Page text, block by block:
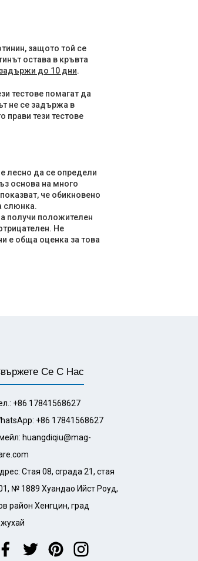
защото той се
остава в кръвта
до 10 дни.
тестове помагат да
не се задържа в
прави тези тестове
лесно да се определи
основа на много
че обикновено
слюнка.
получи положителен
Не
е обща оценка за това
Се С Нас
+86 17841568627
+86 17841568627
huangdiqiu@mag-
Стая 08, сграда 21, стая
№ 1889 Хуандао Ийст Роуд,
район Хенгцин, град